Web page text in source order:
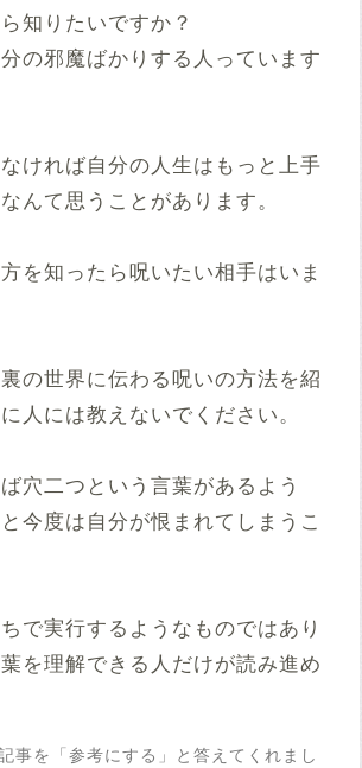
知りたいですか？
の邪魔ばかりする人っています
なければ自分の人生はもっと上手
んて思うことがあります。
を知ったら呪いたい相手はいま
の世界に伝わる呪いの方法を紹
人には教えないでください。
穴二つという言葉があるよう
今度は自分が恨まれてしまうこ
で実行するようなものではあり
を理解できる人だけが読み進め
事を「参考にする」と答えてくれまし